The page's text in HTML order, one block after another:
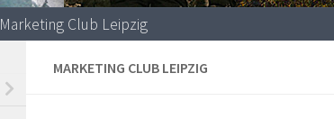
Marketing Club Leipzig
MARKETING CLUB LEIPZIG